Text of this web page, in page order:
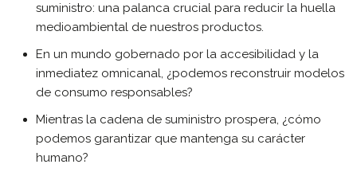
suministro: una palanca crucial para reducir la huella
medioambiental de nuestros productos.
En un mundo gobernado por la accesibilidad y la
inmediatez omnicanal, ¿podemos reconstruir modelos
de consumo responsables?
Mientras la cadena de suministro prospera, ¿cómo
podemos garantizar que mantenga su carácter
humano?